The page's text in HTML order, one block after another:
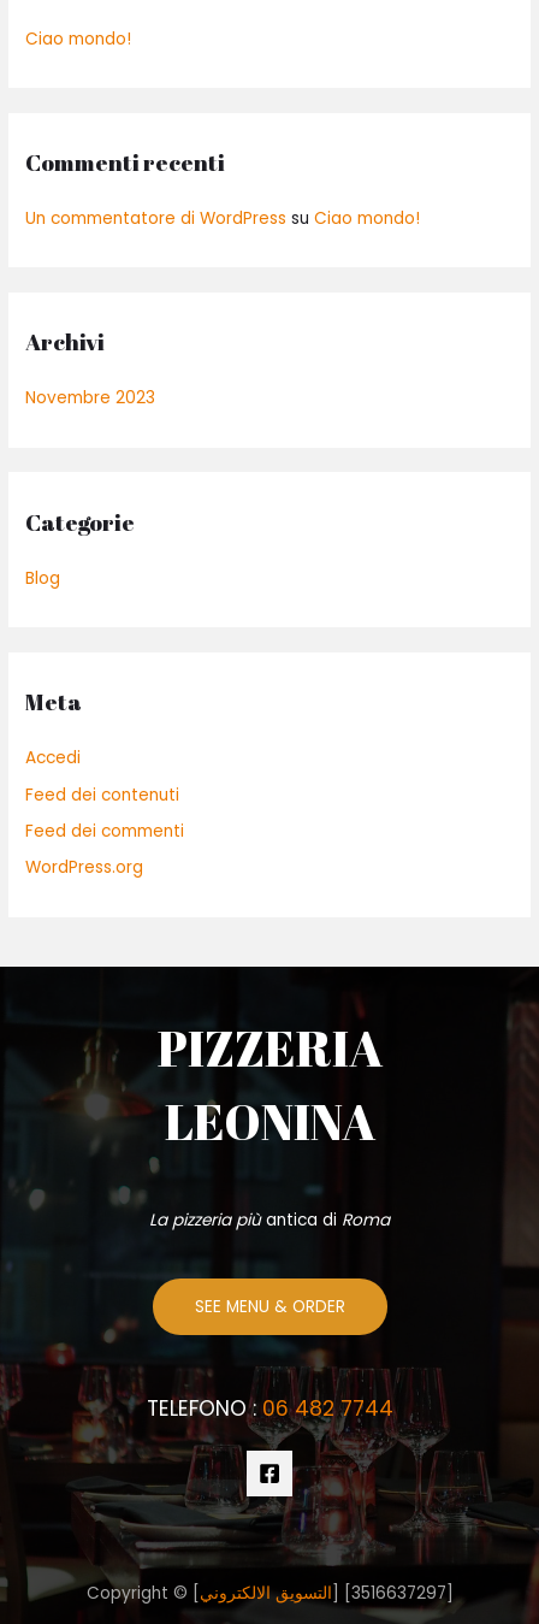
Ciao mondo!
Commenti recenti
Un commentatore di WordPress suCiao mondo!
Archivi
Novembre 2023
Categorie
Blog
Meta
Accedi
Feed dei contenuti
Feed dei commenti
WordPress.org
PIZZERIA
LEONINA
La pizzeria piùantica di Roma
SEE MENU & ORDER
TELEFONO : 06 482 7744
Copyright © [التسويق الالكتروني